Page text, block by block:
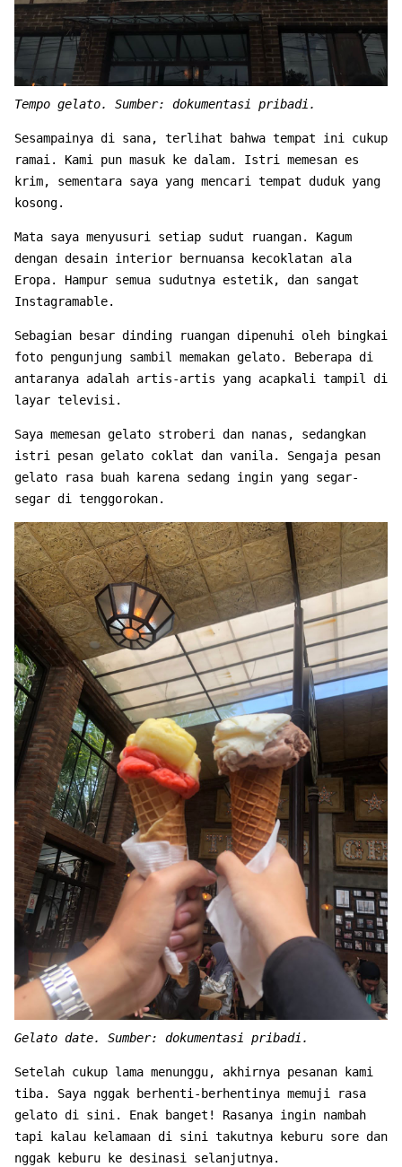
Tempo gelato. Sumber: dokumentasi pribadi.
Sesampainya di sana, terlihat bahwa tempat ini cukup
ramai. Kami pun masuk ke dalam. Istri memesan es
krim, sementara saya yang mencari tempat duduk yang
kosong.
Mata saya menyusuri setiap sudut ruangan. Kagum
dengan desain interior bernuansa kecoklatan ala
Eropa. Hampur semua sudutnya estetik, dan sangat
Instagramable.
Sebagian besar dinding ruangan dipenuhi oleh bingkai
foto pengunjung sambil memakan gelato. Beberapa di
antaranya adalah artis-artis yang acapkali tampil di
layar televisi.
Saya memesan gelato stroberi dan nanas, sedangkan
istri pesan gelato coklat dan vanila. Sengaja pesan
gelato rasa buah karena sedang ingin yang segar-
segar di tenggorokan.
Gelato date. Sumber: dokumentasi pribadi.
Setelah cukup lama menunggu, akhirnya pesanan kami
tiba. Saya nggak berhenti-berhentinya memuji rasa
gelato di sini. Enak banget! Rasanya ingin nambah
tapi kalau kelamaan di sini takutnya keburu sore dan
nggak keburu ke desinasi selanjutnya.